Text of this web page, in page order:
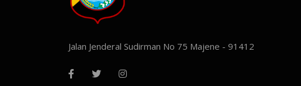
Jalan Jenderal Sudirman No 75 Majene - 91412